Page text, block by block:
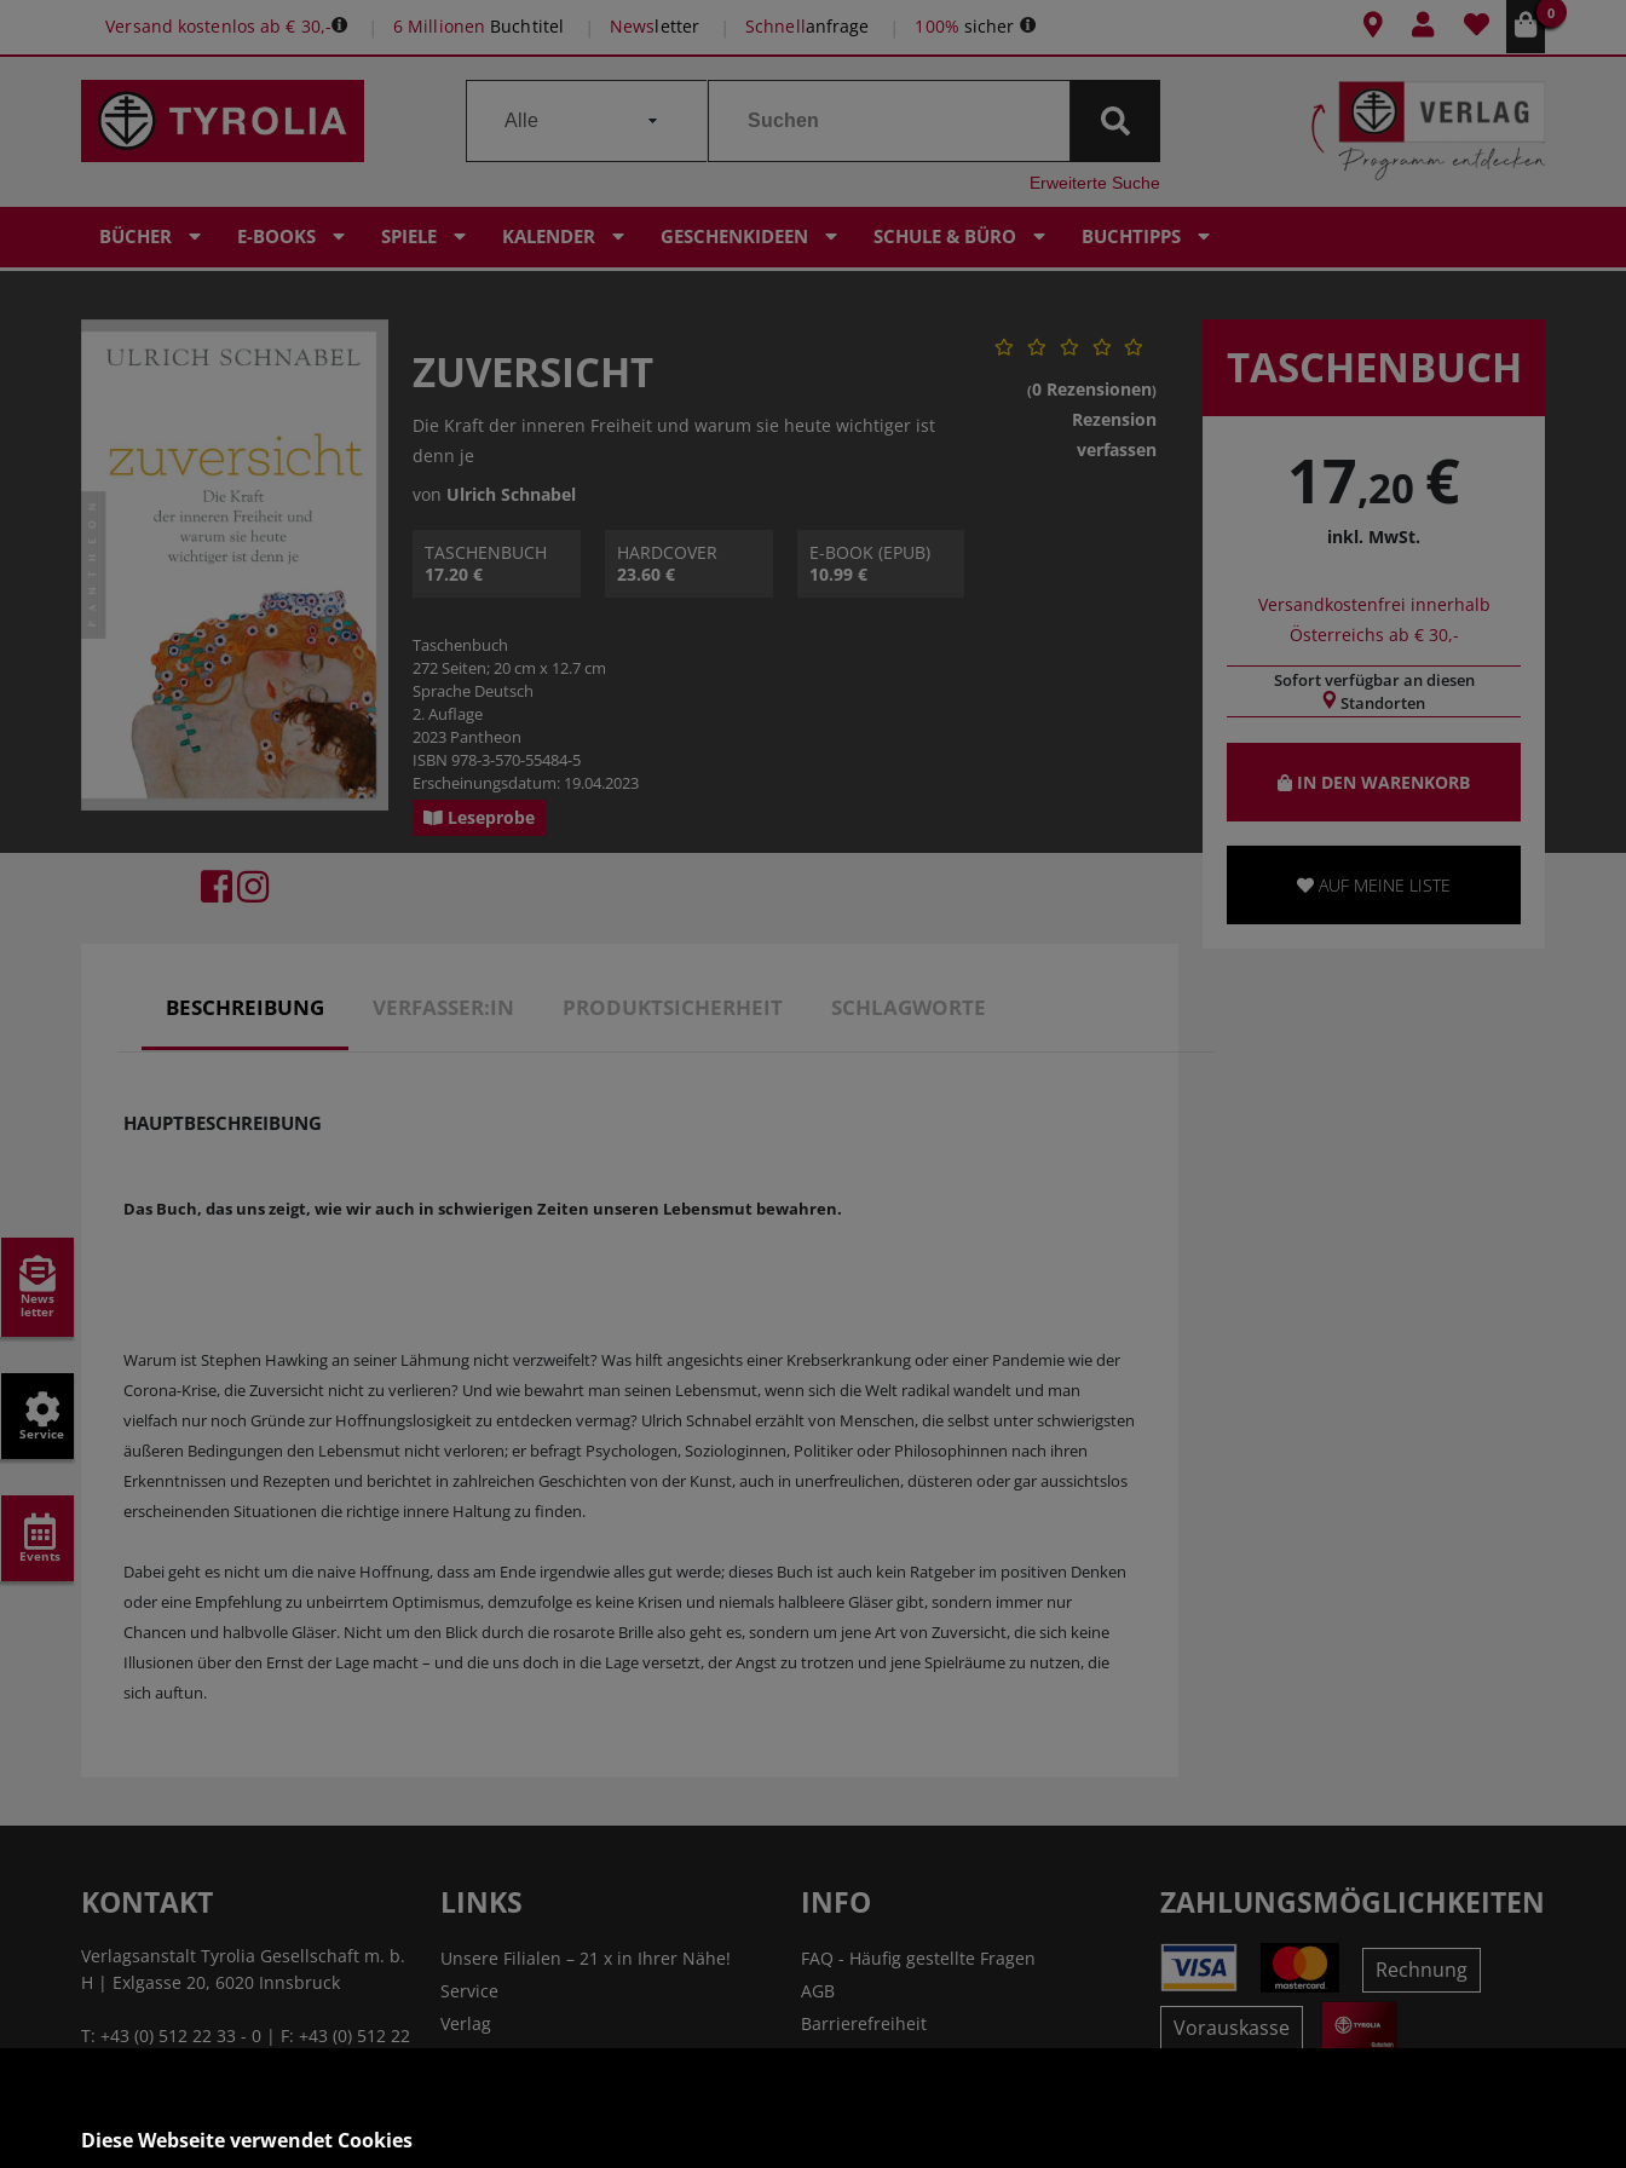
Versand kostenlos ab € 30,- 6 Millionen Buchtitel Newsletter Schnellanfrage 100% sicher
0
Erweiterte Suche
BÜCHER E-BOOKS SPIELE KALENDER GESCHENKIDEEN SCHULE & BÜRO BUCHTIPPS
News
letter
Service
Events
ZUVERSICHT
Die Kraft der inneren Freiheit und warum sie heute wichtiger ist
denn je
von Ulrich Schnabel
(0 Rezensionen)
Rezension
verfassen
TASCHENBUCH
17.20 €
HARDCOVER
23.60 €
E-BOOK (EPUB)
10.99 €
Taschenbuch
272 Seiten; 20 cm x 12.7 cm
Sprache Deutsch
2. Auflage
2023 Pantheon
ISBN 978-3-570-55484-5
Erscheinungsdatum: 19.04.2023
Leseprobe
BESCHREIBUNG VERFASSER:IN PRODUKTSICHERHEIT SCHLAGWORTE
HAUPTBESCHREIBUNG
Das Buch, das uns zeigt, wie wir auch in schwierigen Zeiten unseren Lebensmut bewahren.
Warum ist Stephen Hawking an seiner Lähmung nicht verzweifelt? Was hilft angesichts einer Krebserkrankung oder einer Pandemie wie der
Corona-Krise, die Zuversicht nicht zu verlieren? Und wie bewahrt man seinen Lebensmut, wenn sich die Welt radikal wandelt und man
vielfach nur noch Gründe zur Hoffnungslosigkeit zu entdecken vermag? Ulrich Schnabel erzählt von Menschen, die selbst unter schwierigsten
äußeren Bedingungen den Lebensmut nicht verloren; er befragt Psychologen, Soziologinnen, Politiker oder Philosophinnen nach ihren
Erkenntnissen und Rezepten und berichtet in zahlreichen Geschichten von der Kunst, auch in unerfreulichen, düsteren oder gar aussichtslos
erscheinenden Situationen die richtige innere Haltung zu finden.
Dabei geht es nicht um die naive Hoffnung, dass am Ende irgendwie alles gut werde; dieses Buch ist auch kein Ratgeber im positiven Denken
oder eine Empfehlung zu unbeirrtem Optimismus, demzufolge es keine Krisen und niemals halbleere Gläser gibt, sondern immer nur
Chancen und halbvolle Gläser. Nicht um den Blick durch die rosarote Brille also geht es, sondern um jene Art von Zuversicht, die sich keine
Illusionen über den Ernst der Lage macht – und die uns doch in die Lage versetzt, der Angst zu trotzen und jene Spielräume zu nutzen, die
sich auftun.
TASCHENBUCH
17,20 €
inkl. MwSt.
Versandkostenfrei innerhalb
Österreichs ab € 30,-
Sofort verfügbar an diesen
Standorten
IN DEN WARENKORB
AUF MEINE LISTE
KONTAKT
Verlagsanstalt Tyrolia Gesellschaft m. b.
H | Exlgasse 20, 6020 Innsbruck
T:+43 (0) 512 22 33 - 0 | F: +43 (0) 512 22
LINKS
Unsere Filialen – 21 x in Ihrer Nähe!
Service
Verlag
INFO
FAQ - Häufig gestellte Fragen
AGB
Barrierefreiheit
ZAHLUNGSMÖGLICHKEITEN
Rechnung
Vorauskasse
Diese Webseite verwendet Cookies